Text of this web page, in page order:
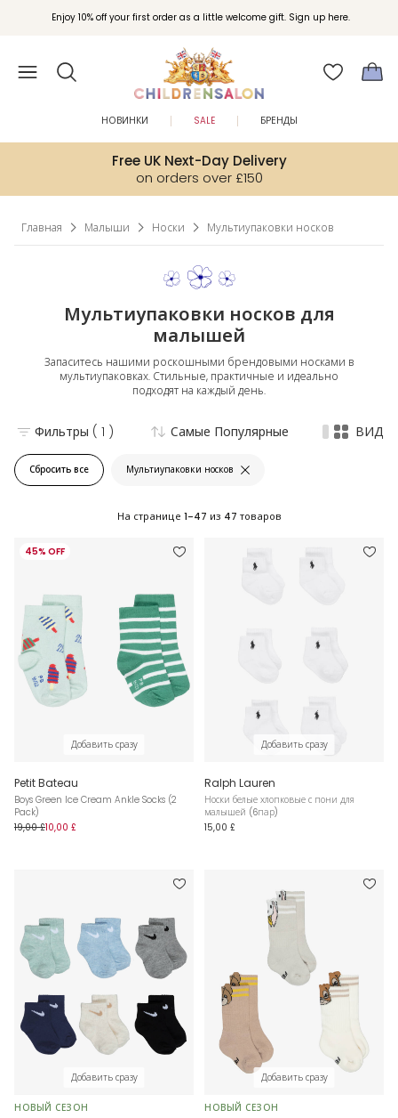
Enjoy 10% off your first order as a little welcome gift. Sign up here.
Вступайте в клуб Бонусы Childrensalon для эксклюзивных привилегий при
покупках.
Free UK Next-Day Delivery
on orders over £150
НОВИНКИ SALE БРЕНДЫ
Главная Малыши Носки Мультиупаковки носков
Мультиупаковки носков для
малышей
Запаситесь нашими роскошными брендовыми носками в
мультиупаковках. Стильные, практичные и идеально
подходят на каждый день.
Сбросить все Мультиупаковки носков
Фильтры ( 1 ) Самые Популярные ВИД
На странице 1-47 из 47 товаров
45% OFF
Добавить сразу
Petit Bateau
Boys Green Ice Cream Ankle Socks (2
Pack)
19,00 £10,00 £
Добавить сразу
Ralph Lauren
Носки белые хлопковые с пони для
малышей (6пар)
15,00 £
Добавить сразу
НОВЫЙ СЕЗОН
Добавить сразу
НОВЫЙ СЕЗОН